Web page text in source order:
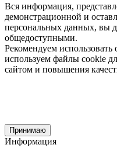
Вся информация,
демонстрационной и
персональных данных, вы
общедоступными.
Рекомендуем
используем файлы cookie
сайтом и повышения
Принимаю
Информация